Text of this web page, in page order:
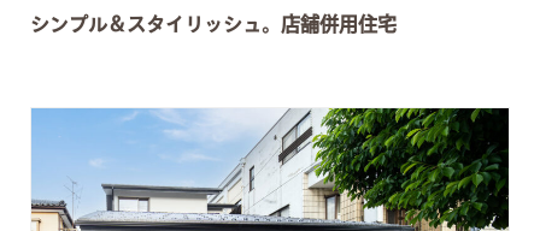
シンプル＆スタイリッシュ。店舗併用住宅